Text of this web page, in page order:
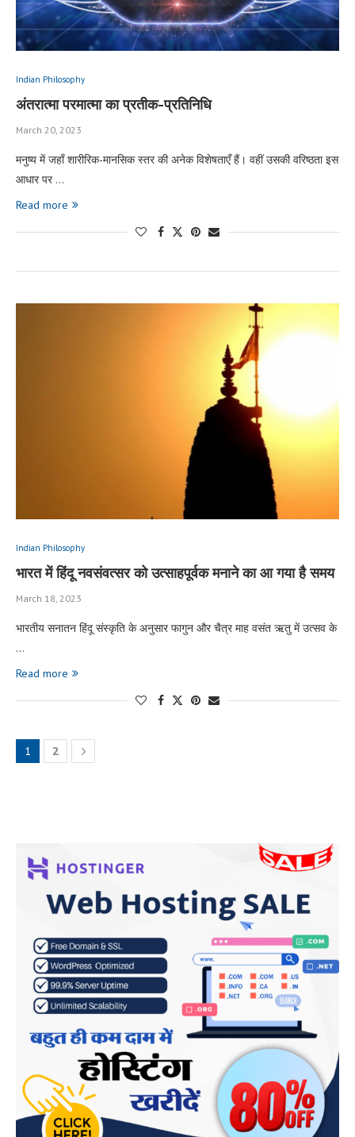
Indian Philosophy
अंतरात्मा परमात्मा का प्रतीक-प्रतिनिधि
March 20, 2023
मनुष्य में जहाँ शारीरिक-मानसिक स्तर की अनेक विशेषताएँ हैं। वहीं उसकी वरिष्ठता इस
आधार पर …
Read more
Indian Philosophy
भारत में हिंदू नवसंवत्सर को उत्साहपूर्वक मनाने का आ गया है समय
March 18, 2023
भारतीय सनातन हिंदू संस्कृति के अनुसार फागुन और चैत्र माह वसंत ऋतु में उत्सव के
…
Read more
1 2